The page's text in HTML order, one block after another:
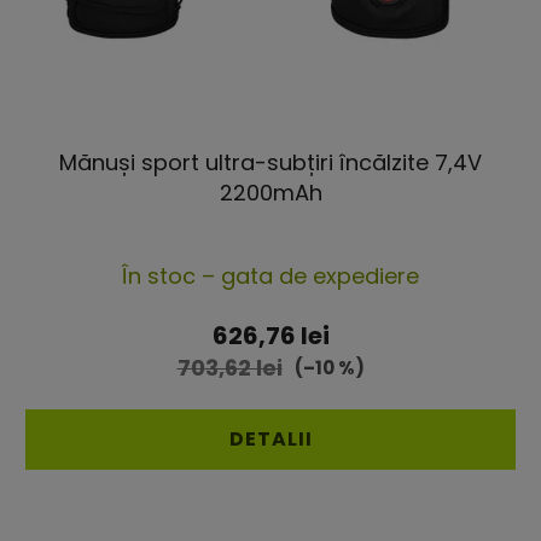
Mănuși sport ultra-subțiri încălzite 7,4V
2200mAh
medie
a
produsului
4,4
din
În stoc – gata de expediere
626,76 lei
703,62 lei (–10 %)
DETALII